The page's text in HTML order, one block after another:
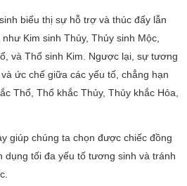
biểu thị sự hỗ trợ và thúc đẩy lẫn
Kim sinh Thủy, Thủy sinh Mộc,
và Thổ sinh Kim. Ngược lại, sự tương
ức chế giữa các yếu tố, chẳng hạn
Thổ, Thổ khắc Thủy, Thủy khắc Hỏa,
giúp chúng ta chọn được chiếc đồng
dụng tối đa yếu tố tương sinh và tránh